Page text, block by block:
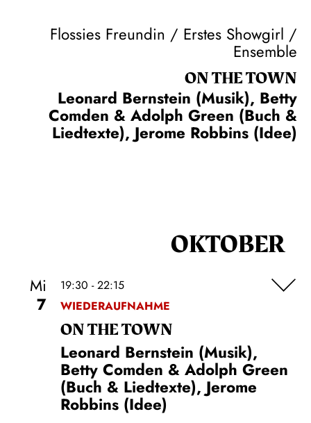
Flossies Freundin / Erstes Showgirl /
Ensemble
ON THE TOWN
Leonard Bernstein (Musik), Betty
Comden & Adolph Green (Buch &
Liedtexte), Jerome Robbins (Idee)
OKTOBER
Mi
7
19:30 - 22:15
WIEDERAUFNAHME
ON THE TOWN
Leonard Bernstein (Musik),
Betty Comden & Adolph Green
(Buch & Liedtexte), Jerome
Robbins (Idee)